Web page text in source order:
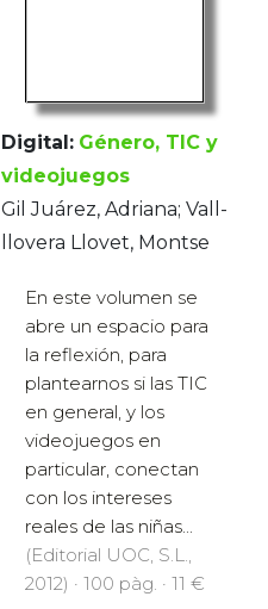
Digital: Género, TIC y
videojuegos
Gil Juárez, Adriana; Vall-
llovera Llovet, Montse
En este volumen se
abre un espacio para
la reflexión, para
plantearnos si las TIC
en general, y los
videojuegos en
particular, conectan
con los intereses
reales de las niñas...
(Editorial UOC, S.L.,
2012) · 100 pàg. · 11 €